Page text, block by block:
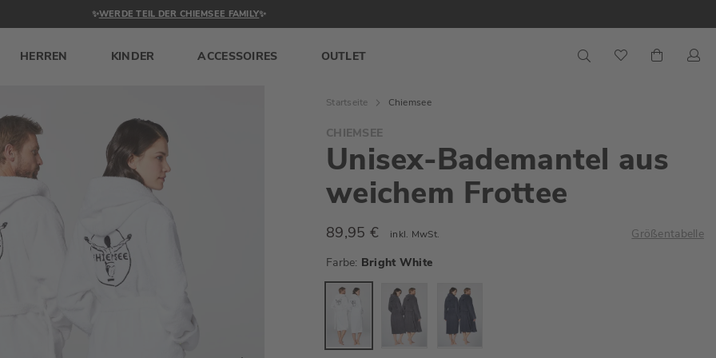
✨WERDE TEIL DER CHIEMSEE FAMILY✨
HERREN KINDER ACCESSOIRES OUTLET
Mein
CHIEMSEE
Unisex-Bademantel aus
weichem Frottee
89,95 € inkl. MwSt.
Größentabelle
Farbe Bright White
Startseite Chiemsee